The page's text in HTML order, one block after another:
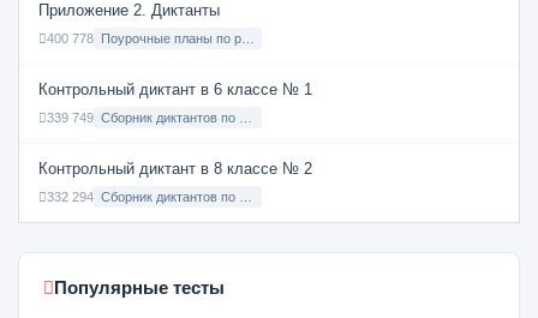
Приложение 2. Диктанты
400 778
Контрольный диктант в 6 классе № 1
339 749
Контрольный диктант в 8 классе № 2
332 294
Популярные тесты